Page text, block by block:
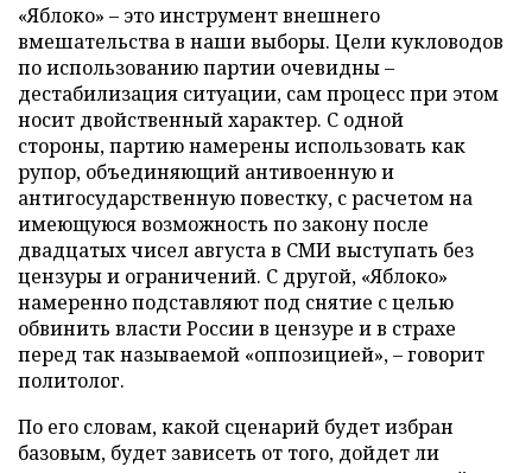
«Яблоко» – это инструмент внешнего
вмешательства в наши выборы. Цели кукловодов
по использованию партии очевидны –
дестабилизация ситуации, сам процесс при этом
носит двойственный характер. С одной
стороны, партию намерены использовать как
рупор, объединяющий антивоенную и
антигосударственную повестку, с расчетом на
имеющуюся возможность по закону после
двадцатых чисел августа в СМИ выступать без
цензуры и ограничений. С другой, «Яблоко»
намеренно подставляют под снятие с целью
обвинить власти России в цензуре и в страхе
перед так называемой «оппозицией», – говорит
политолог.
По его словам, какой сценарий будет избран
базовым, будет зависеть от того, дойдет ли